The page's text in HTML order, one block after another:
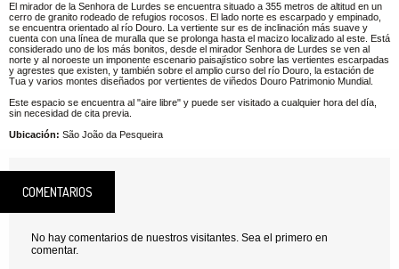
El mirador de la Senhora de Lurdes se encuentra situado a 355 metros de altitud en un
cerro de granito rodeado de refugios rocosos. El lado norte es escarpado y empinado,
se encuentra orientado al río Douro. La vertiente sur es de inclinación más suave y
cuenta con una línea de muralla que se prolonga hasta el macizo localizado al este. Está
considerado uno de los más bonitos, desde el mirador Senhora de Lurdes se ven al
norte y al noroeste un imponente escenario paisajístico sobre las vertientes escarpadas
y agrestes que existen, y también sobre el amplio curso del río Douro, la estación de
Tua y varios montes diseñados por vertientes de viñedos Douro Patrimonio Mundial.
Este espacio se encuentra al "aire libre" y puede ser visitado a cualquier hora del día,
sin necesidad de cita previa.
Ubicación: São João da Pesqueira
COMENTARIOS
No hay comentarios de nuestros visitantes. Sea el primero en
comentar.